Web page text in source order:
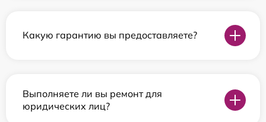
Какую гарантию вы предоставляете?
Выполняете ли вы ремонт для
юридических лиц?